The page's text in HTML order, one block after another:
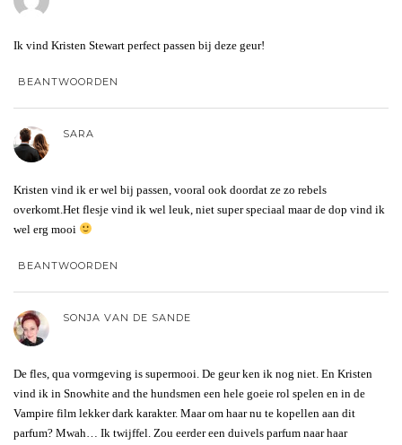
Ik vind Kristen Stewart perfect passen bij deze geur!
BEANTWOORDEN
SARA
Kristen vind ik er wel bij passen, vooral ook doordat ze zo rebels
overkomt.Het flesje vind ik wel leuk, niet super speciaal maar de dop vind ik
wel erg mooi
BEANTWOORDEN
SONJA VAN DE SANDE
De fles, qua vormgeving is supermooi. De geur ken ik nog niet. En Kristen
vind ik in Snowhite and the hundsmen een hele goeie rol spelen en in de
Vampire film lekker dark karakter. Maar om haar nu te kopellen aan dit
parfum? Mwah… Ik twijffel. Zou eerder een duivels parfum naar haar